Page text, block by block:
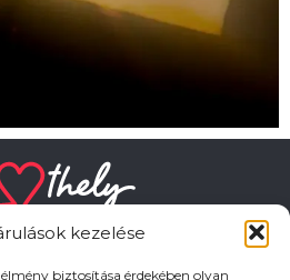
kezelése
biztosítása érdekében olyan